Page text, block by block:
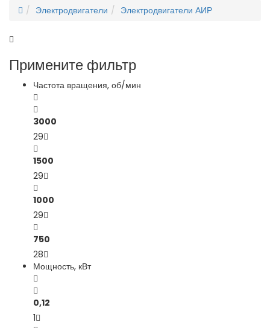
Электродвигатели
Электродвигатели АИР
Примените фильтр
Частота вращения, об/мин
3000
29
1500
29
1000
29
750
28
Мощность, кВт
0,12
1